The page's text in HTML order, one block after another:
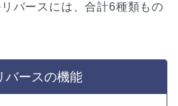
バースには、合計6種類もの
バースの機能